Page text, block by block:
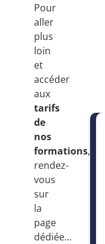
Pour
aller
plus
loin
et
accéder
aux
tarifs
de
nos
formations,
rendez-
vous
sur
la
page
dédiée…